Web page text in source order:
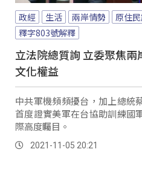
政經 生活 兩岸情勢 原住
釋字803號解釋
立法院總質詢 立委聚焦
文化權益
中共軍機頻頻擾台，加上總統
首度證實美軍在台協助訓練國
際高度矚目。
2021-11-05 20:21